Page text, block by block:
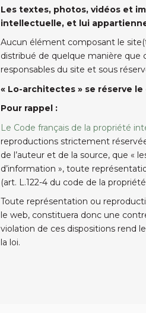
Les textes, photos, vidéos et
intellectuelle, et lui
Aucun élément composant le
distribué de quelque manière que
responsables du site et sous
« Lo-architectes » se réserve
Pour rappel :
Le Code français de la propriété
reproductions strictement
de l’auteur et de la source, que «
d’information », toute
(art. L.122-4 du code de la
Toute représentation ou
le web, constituera donc une
violation de ces dispositions rend
la loi.